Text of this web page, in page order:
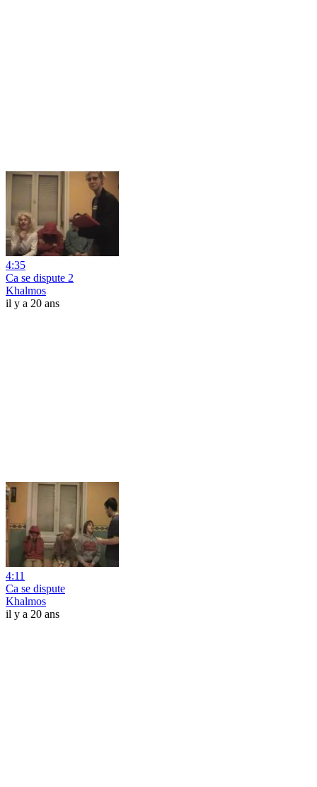
4:35
Ca se dispute 2
Khalmos
il y a 20 ans
4:11
Ca se dispute
Khalmos
il y a 20 ans